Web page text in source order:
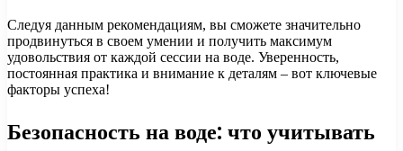
Следуя данным рекомендациям, вы сможете значительно
продвинуться в своем умении и получить максимум
удовольствия от каждой сессии на воде. Уверенность,
постоянная практика и внимание к деталям – вот ключевые
факторы успеха!
Безопасность на воде: что учитывать